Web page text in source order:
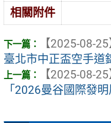
相關附件
【2025-08-25
臺北市中正盃空手道
【2025-08-25
「2026曼谷國際發明